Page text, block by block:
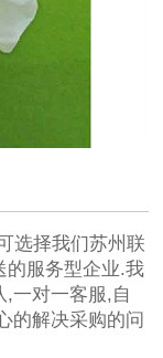
择我们苏州联
的服务型企业.我
一对一客服,自
的解决采购的问